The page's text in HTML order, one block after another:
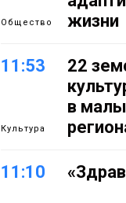
Общество
жизни
11:53
Культура
22
в
11:10